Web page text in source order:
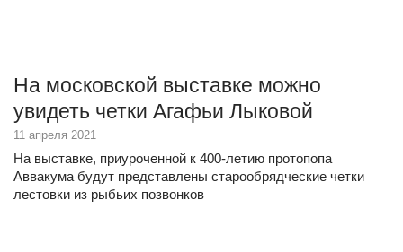
На московской выставке можно
увидеть четки Агафьи Лыковой
11 апреля 2021
На выставке, приуроченной к 400-летию протопопа
Аввакума будут представлены старообрядческие четки
лестовки из рыбьих позвонков